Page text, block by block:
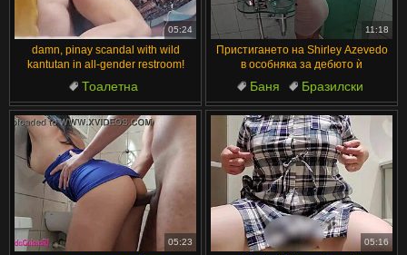
05:24
damn, pinay scandal with wild
kantutan in all-gender restroom!
Тоалетна
Свършване вътре
Отзад
На открито
Чукане
11:18
Пристигането на Shirley Azevedo
в особняка за дебюто ѝ
Баня
Бразилски
Латино
Големи цици
Баня
05:23 05:16